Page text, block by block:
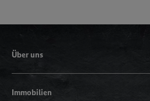
Über uns
Immobilien